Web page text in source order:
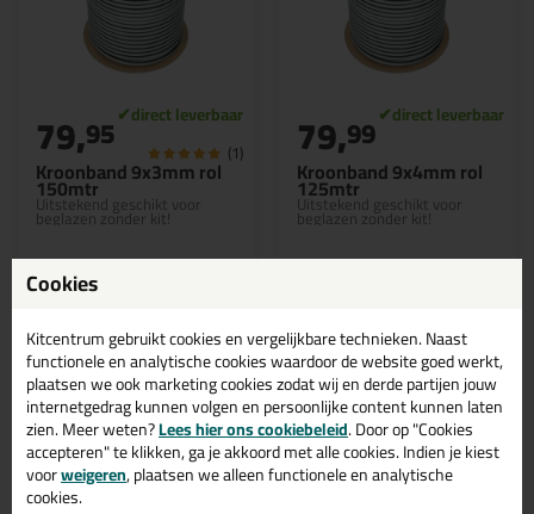
Kroonband 9x3mm rol
150mtr
Uitstekend geschikt voor
beglazen zonder kit!
79,95 (1)
Bekijken
Kroonband 9x4mm rol
125mtr
Uitstekend geschikt voor
beglazen zonder kit!
79,99
Bekijken
Zwarte kroonband kopen?
Bestel kroonband in de kleur
Cookies
Kitcentrum gebruikt cookies en vergelijkbare technieken. Naast
functionele en analytische cookies waardoor de website goed werkt,
plaatsen we ook marketing cookies zodat wij en derde partijen jouw
internetgedrag kunnen volgen en persoonlijke content kunnen laten
zien. Meer weten?Lees hier ons cookiebeleid. Door op "Cookies
accepteren" te klikken, ga je akkoord met alle cookies. Indien je kiest
voorweigeren, plaatsen we alleen functionele en analytische
cookies.